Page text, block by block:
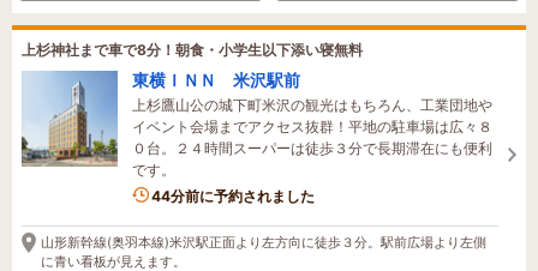
上杉神社まで車で8分！朝食・小学生以下添い寝無料
東横ＩＮＮ 米沢駅前
上杉鷹山公の城下町米沢の観光はもちろん、工業団地や
イベント会場までアクセス抜群！平地の駐車場は広々８
０台。２４時間スーパーは徒歩３分で長期滞在にも便利
です。
44分前に予約されました
山形新幹線(奥羽本線)米沢駅正面より左方向に徒歩３分。駅前広場より左側
に青い看板が見えます。